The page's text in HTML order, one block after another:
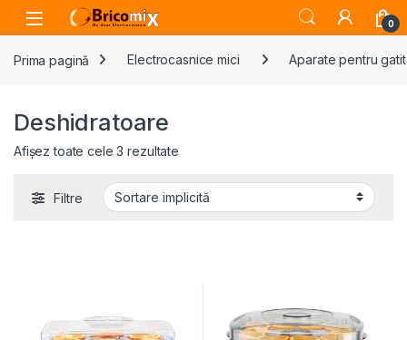
Skip to navigation
Skip to content
Open 0
Prima pagină Electrocasnice mici Aparate pentru gatit
Deshidratoare
Afișez toate cele 3 rezultate
Filtre